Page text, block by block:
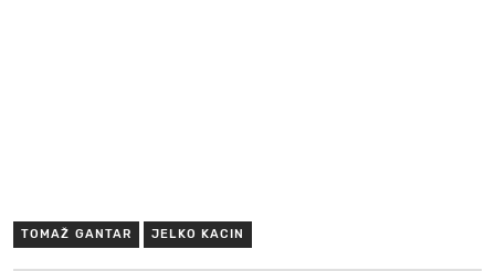
TOMAŽ GANTAR JELKO KACIN